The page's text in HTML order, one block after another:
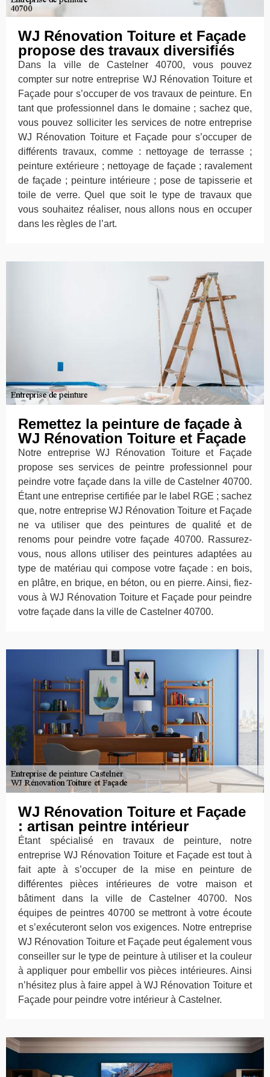
WJ Rénovation Toiture et Façade
propose des travaux diversifiés
Dans la ville de Castelner 40700, vous pouvez
compter sur notre entreprise WJ Rénovation Toiture et
Façade pour s’occuper de vos travaux de peinture. En
tant que professionnel dans le domaine ; sachez que,
vous pouvez solliciter les services de notre entreprise
WJ Rénovation Toiture et Façade pour s’occuper de
différents travaux, comme : nettoyage de terrasse ;
peinture extérieure ; nettoyage de façade ; ravalement
de façade ; peinture intérieure ; pose de tapisserie et
toile de verre. Quel que soit le type de travaux que
vous souhaitez réaliser, nous allons nous en occuper
dans les règles de l’art.
Remettez la peinture de façade à
WJ Rénovation Toiture et Façade
Notre entreprise WJ Rénovation Toiture et Façade
propose ses services de peintre professionnel pour
peindre votre façade dans la ville de Castelner 40700.
Étant une entreprise certifiée par le label RGE ; sachez
que, notre entreprise WJ Rénovation Toiture et Façade
ne va utiliser que des peintures de qualité et de
renoms pour peindre votre façade 40700. Rassurez-
vous, nous allons utiliser des peintures adaptées au
type de matériau qui compose votre façade : en bois,
en plâtre, en brique, en béton, ou en pierre. Ainsi, fiez-
vous à WJ Rénovation Toiture et Façade pour peindre
votre façade dans la ville de Castelner 40700.
WJ Rénovation Toiture et Façade
: artisan peintre intérieur
Étant spécialisé en travaux de peinture, notre
entreprise WJ Rénovation Toiture et Façade est tout à
fait apte à s’occuper de la mise en peinture de
différentes pièces intérieures de votre maison et
bâtiment dans la ville de Castelner 40700. Nos
équipes de peintres 40700 se mettront à votre écoute
et s’exécuteront selon vos exigences. Notre entreprise
WJ Rénovation Toiture et Façade peut également vous
conseiller sur le type de peinture à utiliser et la couleur
à appliquer pour embellir vos pièces intérieures. Ainsi
n’hésitez plus à faire appel à WJ Rénovation Toiture et
Façade pour peindre votre intérieur à Castelner.